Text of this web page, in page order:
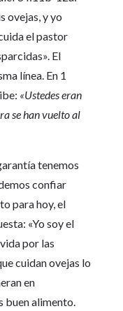
ovejas, y yo
el pastor
El
línea. En 1
«Ustedes eran
se han vuelto al
tenemos
confiar
para hoy, el
«Yo soy el
por las
cuidan ovejas lo
en
buen alimento.